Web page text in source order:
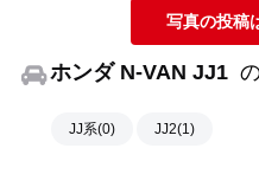
写真の投稿
ホンダ N-VAN JJ1
JJ系(0) JJ2(1)